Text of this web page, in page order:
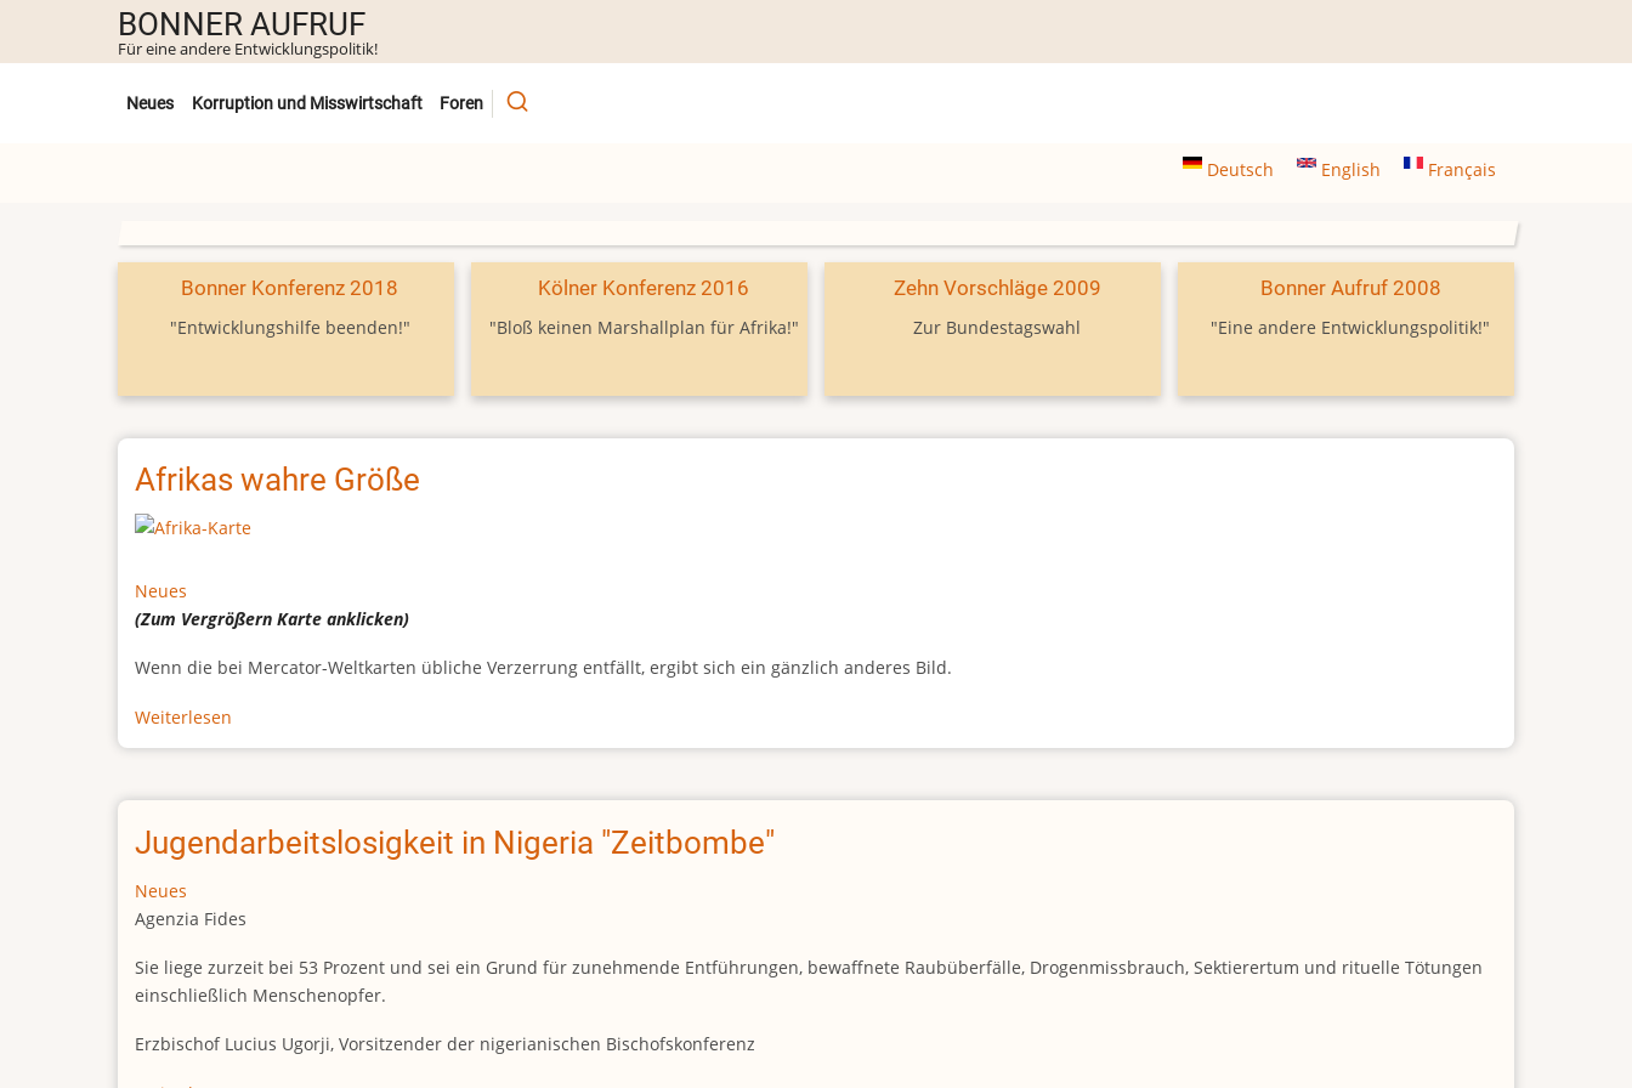
Inhalt
BONNER AUFRUF
Für eine andere Entwicklungspolitik!
Untermenü
Neues Korruption und Misswirtschaft Foren
Deutsch English Français
Bonner Konferenz 2018
"Entwicklungshilfe beenden!"
Kölner Konferenz 2016
"Bloß keinen Marshallplan für Afrika!"
Zehn Vorschläge 2009
Zur Bundestagswahl
Bonner Aufruf 2008
"Eine andere Entwicklungspolitik!"
Afrikas wahre Größe
Neues
(Zum VergrößernKarte anklicken)
Wenn die bei Mercator-Weltkarten übliche Verzerrung entfällt, ergibt sich ein gänzlich anderes Bild.
Weiterlesen
Afrikas
Größe
Jugendarbeitslosigkeit in Nigeria "Zeitbombe"
Neues
Agenzia Fides
Sie liege zurzeit bei 53 Prozent und sei ein Grund für zunehmende Entführungen, bewaffnete Raubüberfälle, Drogenmissbrauch, Sektierertum und rituelle Tötungen
einschließlich Menschenopfer.
Erzbischof Lucius Ugorji, Vorsitzender der nigerianischen Bischofskonferenz